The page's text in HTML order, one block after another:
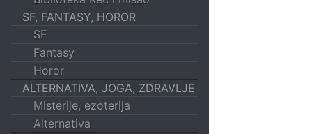
SF, FANTASY, HOROR
SF
Fantasy
Horor
ALTERNATIVA, JOGA, ZDRAVLJE
Misterije, ezoterija
Alternativa